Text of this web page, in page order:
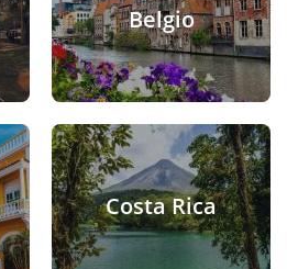
Belgio
Costa Rica